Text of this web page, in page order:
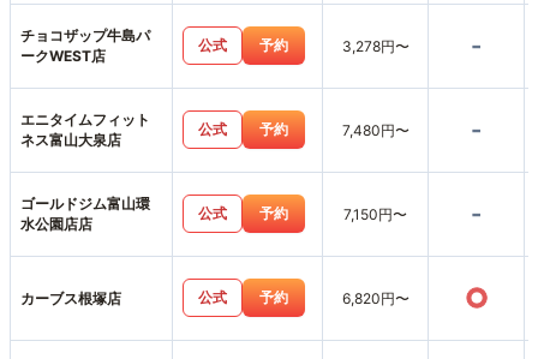
チョコザップ牛島パ
ークWEST店
公式 予約 3,278円〜 -
エニタイムフィット
ネス富山大泉店
公式 予約 7,480円〜 -
ゴールドジム富山環
水公園店店
公式 予約 7,150円〜 -
カーブス根塚店 公式 予約 6,820円〜 ○